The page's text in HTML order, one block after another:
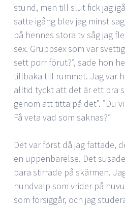
stund, men till slut fick jag
satte igång blev jag minst
på hennes stora tv såg jag
sex. Gruppsex som var
sett porr förut?”, sade hon
tillbaka till rummet. Jag var
alltid tyckt att det är ett bra
genom att titta på det”. ”Du
Få veta vad som saknas?”
Det var först då jag fattade,
en uppenbarelse. Det
bara stirrade på skärmen.
hundvalp som vrider på
som försiggår, och jag